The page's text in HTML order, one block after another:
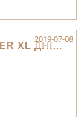
ПРОДАЖ MITSUBISHI-OUTLANDER XL ДНІПРО
2019-07-08